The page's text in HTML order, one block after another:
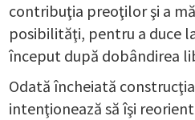
contribuţia preoţilor şi a
posibilităţi, pentru a duce
început după dobândirea
Odată încheiată
intenţionează să îşi